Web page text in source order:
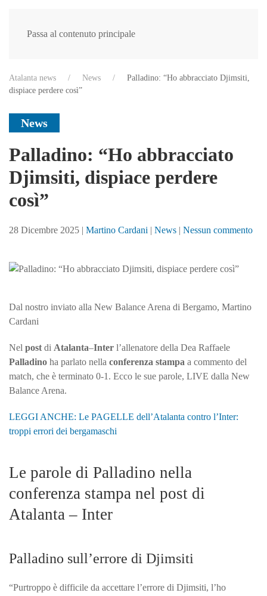
Passa al contenuto principale
Atalanta news News
Palladino: “Ho abbracciato Djimsiti,
dispiace perdere così”
News
Palladino: “Ho abbracciato
Djimsiti, dispiace perdere
così”
28 Dicembre 2025 | Martino Cardani | News | Nessun commentosu
Dal nostro inviato alla New Balance Arena di Bergamo, Martino
Cardani
Nel post di Atalanta–Inter l’allenatore della Dea Raffaele
Palladino ha parlato nella conferenza stampa a commento del
match, che è terminato 0-1. Ecco le sue parole, LIVE dalla New
Balance Arena.
LEGGI ANCHE: Le PAGELLE dell’Atalanta contro l’Inter:
troppi errori dei bergamaschi
Le parole di Palladino nella
conferenza stampa nel post di
Atalanta – Inter
Palladino sull’errore di Djimsiti
“Purtroppo è difficile da accettare l’errore di Djimsiti, l’ho